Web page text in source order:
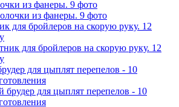
из фанеры. 9 фото
для бройлеров на скорую руку. 12
для цыплят перепелов - 10